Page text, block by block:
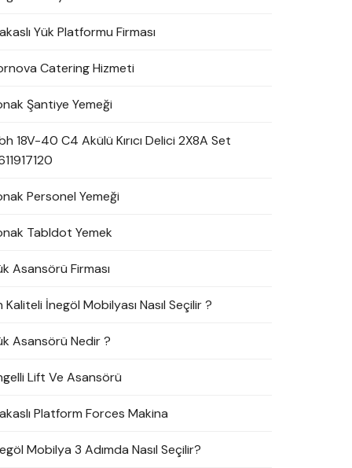
Yük Platformu Firması
Catering Hizmeti
Şantiye Yemeği
18V-40 C4 Akülü Kırıcı Delici 2X8A Set
Personel Yemeği
Tabldot Yemek
Asansörü Firması
Kaliteli İnegöl Mobilyası Nasıl Seçilir ?
Asansörü Nedir ?
Lift Ve Asansörü
Platform Forces Makina
Mobilya 3 Adımda Nasıl Seçilir?